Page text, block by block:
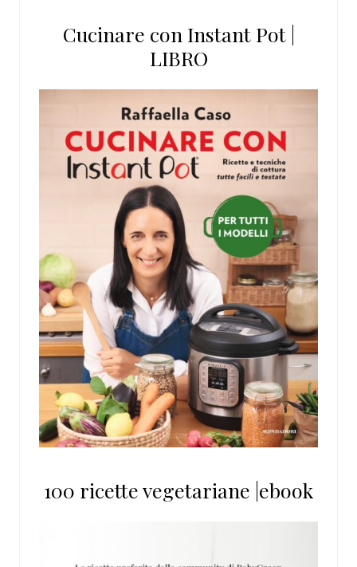
Cucinare con Instant Pot |
LIBRO
100 ricette vegetariane |ebook